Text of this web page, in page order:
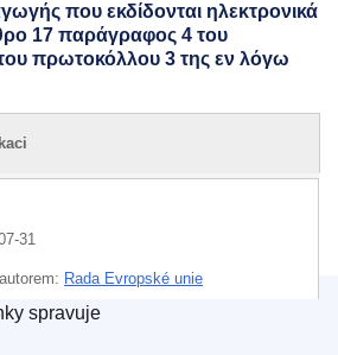
που εκδίδονται ηλεκτρονικά
17 παράγραφος 4 του
πρωτοκόλλου 3 της εν λόγω
31
Rada Evropské unie
ADD 1
Evropské unie
spravuje